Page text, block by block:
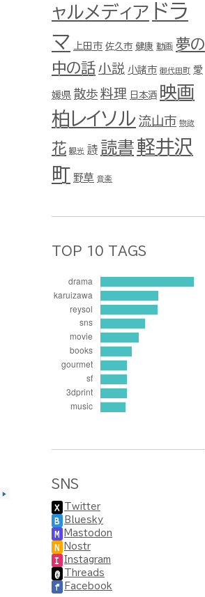
▶
ャルメディア ドラ
マ
上田市 佐久市 健康 動画 夢の
中の話 小説 小諸市 御代田町 愛
媛県 散歩 料理 日本酒 映画
柏レイソル 流山市 物欲
花 観光 詩 読書軽井沢
町 野草 音楽
TOP 10 TAGS
SNS
X Twitter
B Bluesky
M Mastodon
N Nostr
I Instagram
@ Threads
f Facebook